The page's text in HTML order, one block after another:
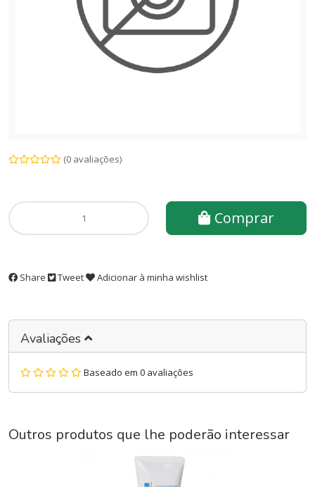
(0 avaliações)
Comprar
Share Tweet Adicionar à minha wishlist
Avaliações
Baseado em 0 avaliações
Outros produtos que lhe poderão interessar